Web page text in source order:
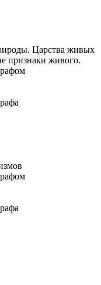
Царства живых
признаки живого.